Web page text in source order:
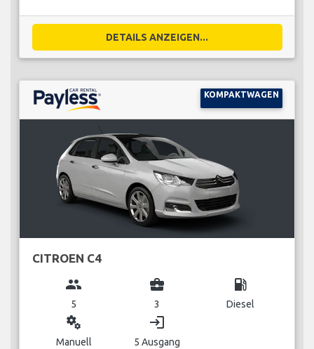
DETAILS ANZEIGEN...
KOMPAKTWAGEN
CITROEN C4
group
5
business_center
3
local_gas_station
Diesel
miscellaneous_services
Manuell
login
5 Ausgang